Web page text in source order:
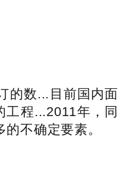
的数...目前国内面
程...2011年，同
不确定要素。